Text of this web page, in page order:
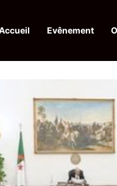
Evênement
: l’Algérie appelle à une